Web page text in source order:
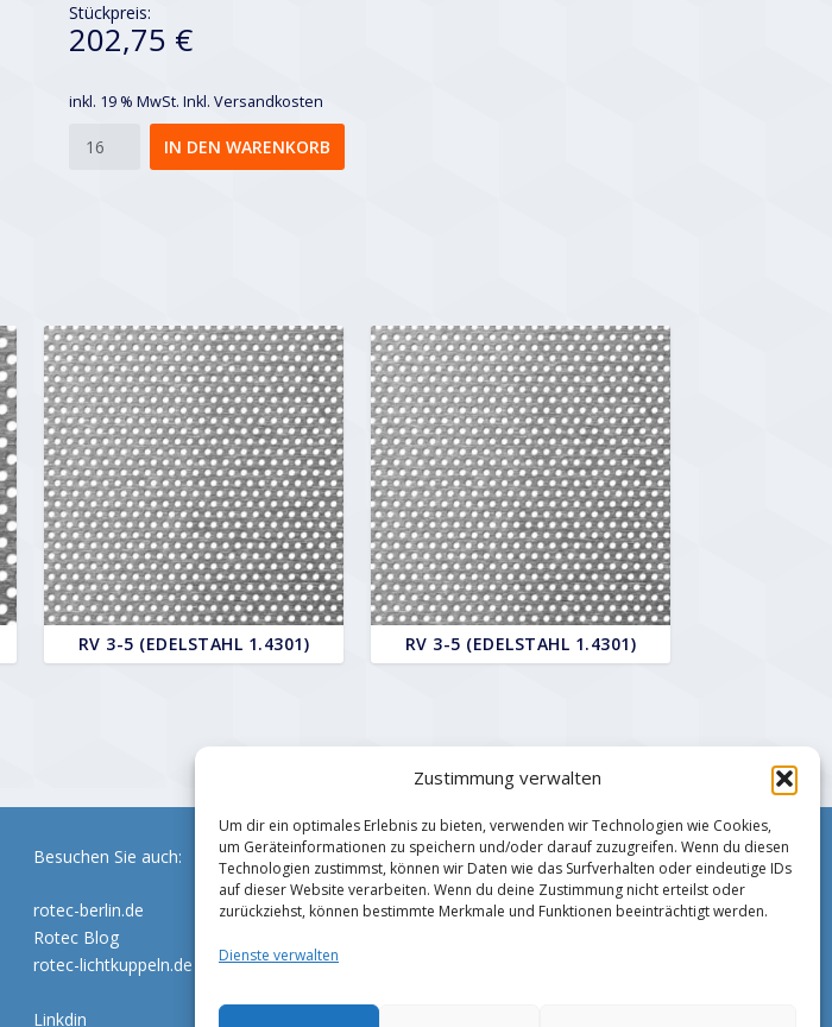
Zustimmung verwalten
Um dir ein optimales Erlebnis zu bieten, verwenden wir Technologien wie Cookies,
um Geräteinformationen zu speichern und/oder darauf zuzugreifen. Wenn du diesen
Technologien zustimmst, können wir Daten wie das Surfverhalten oder eindeutige IDs
auf dieser Website verarbeiten. Wenn du deine Zustimmung nicht erteilst oder
zurückziehst, können bestimmte Merkmale und Funktionen beeinträchtigt werden.
Dienste verwalten
Stückpreis:
202,75 €
inkl. 19 % MwSt. Inkl. Versandkosten
IN DEN WARENKORB
RV 3-5 (EDELSTAHL 1.4301) RV 3-5 (EDELSTAHL 1.4301)
Besuchen Sie auch:
rotec-berlin.de
Rotec Blog
rotec-lichtkuppeln.de
Linkdin
Impressum
Zahlungsmethoden
Datenschutz